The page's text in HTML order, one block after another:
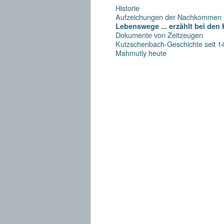
Historie
Aufzeichungen der Nachkommen
Lebenswege ... erzählt bei
Dokumente von Zeitzeugen
Kutzschenbach-Geschichte seit
Mahmutly heute